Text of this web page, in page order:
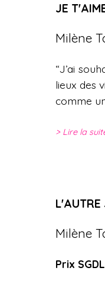
JE
Milène
“J’ai
lieux des
comme
Lire la
L'AUTRE
Milène
Prix